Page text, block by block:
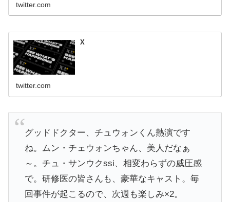
twitter.com
X
twitter.com
グッドドクター、チュウォンくん熱演です
ね。ムン・チェウォンちゃん、美人だなぁ
～。チュ・サンウクssi、相変わらずの威圧感
で。研修医の皆さんも、豪華なキャスト。毎
回事件が起こるので、次週も楽しみ×2。